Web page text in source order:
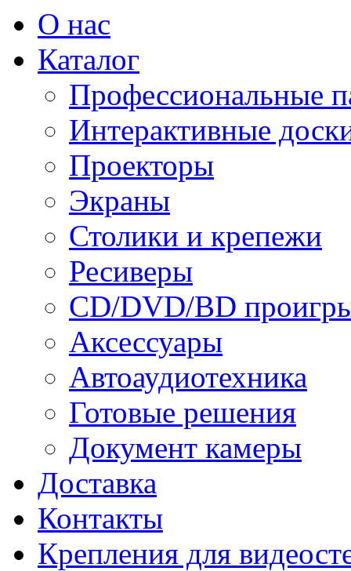
О нас
Каталог
Профессиональные
Интерактивные
Проекторы
Экраны
Столики и крепежи
Ресиверы
CD/DVD/BD
Аксессуары
Автоаудиотехника
Готовые решения
Документ камеры
Доставка
Контакты
Крепления для